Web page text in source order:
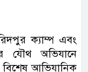
ক্যাম্প এবং
যৌথ অভিযানে
আভিযানিক